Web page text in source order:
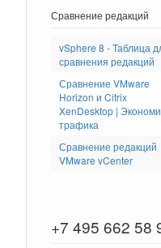
Сравнение редакций
vSphere 8 - Таблица
сравнения редакций
Сравнение VMware
Horizon и Citrix
XenDesktop |
трафика
Сравнение редакций
VMware vCenter
+7 495 662 58